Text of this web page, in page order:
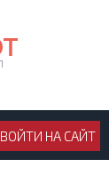
ВОЙТИ НА САЙТ